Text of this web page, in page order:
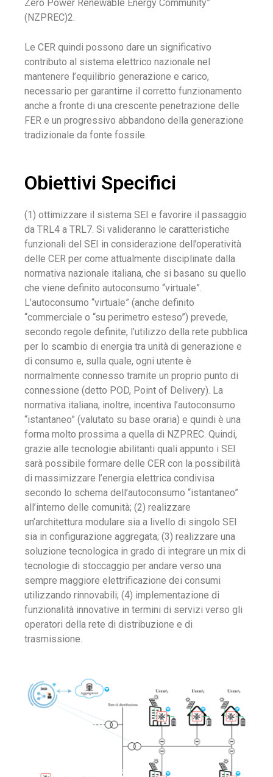
Zero Power Renewable Energy Community”
(NZPREC)2.
Le CER quindi possono dare un significativo
contributo al sistema elettrico nazionale nel
mantenere l’equilibrio generazione e carico,
necessario per garantirne il corretto funzionamento
anche a fronte di una crescente penetrazione delle
FER e un progressivo abbandono della generazione
tradizionale da fonte fossile.
Obiettivi Specifici
(1) ottimizzare il sistema SEI e favorire il passaggio
da TRL4 a TRL7. Si valideranno le caratteristiche
funzionali del SEI in considerazione dell’operatività
delle CER per come attualmente disciplinate dalla
normativa nazionale italiana, che si basano su quello
che viene definito autoconsumo “virtuale”.
L’autoconsumo “virtuale” (anche definito
“commerciale o “su perimetro esteso”) prevede,
secondo regole definite, l’utilizzo della rete pubblica
per lo scambio di energia tra unità di generazione e
di consumo e, sulla quale, ogni utente è
normalmente connesso tramite un proprio punto di
connessione (detto POD, Point of Delivery). La
normativa italiana, inoltre, incentiva l’autoconsumo
“istantaneo” (valutato su base oraria) e quindi è una
forma molto prossima a quella di NZPREC. Quindi,
grazie alle tecnologie abilitanti quali appunto i SEI
sarà possibile formare delle CER con la possibilità
di massimizzare l’energia elettrica condivisa
secondo lo schema dell’autoconsumo “istantaneo”
all’interno delle comunità; (2) realizzare
un’architettura modulare sia a livello di singolo SEI
sia in configurazione aggregata; (3) realizzare una
soluzione tecnologica in grado di integrare un mix di
tecnologie di stoccaggio per andare verso una
sempre maggiore elettrificazione dei consumi
utilizzando rinnovabili; (4) implementazione di
funzionalità innovative in termini di servizi verso gli
operatori della rete di distribuzione e di
trasmissione.